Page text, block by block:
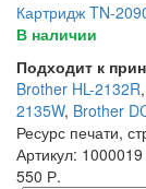
Картридж TN-
В наличии
Подходит к
Brother HL-2132R,
2135W, Brother
Ресурс печати,
Артикул: 1000019
550 Р.